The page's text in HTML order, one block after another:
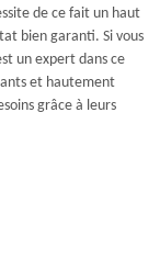
de ce fait un haut
bien garanti. Si vous
un expert dans ce
et hautement
grâce à leurs